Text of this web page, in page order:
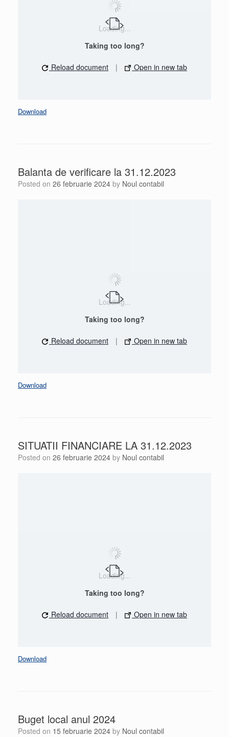
Loading...
Taking too long?
Reload document | Open in new tab
Download
Balanta de verificare la 31.12.2023
Posted on 26 februarie 2024 by Noul contabil
Loading...
Taking too long?
Reload document | Open in new tab
Download
SITUATII FINANCIARE LA 31.12.2023
Posted on 26 februarie 2024 by Noul contabil
Loading...
Taking too long?
Reload document | Open in new tab
Download
Buget local anul 2024
Posted on 15 februarie 2024 by Noul contabil